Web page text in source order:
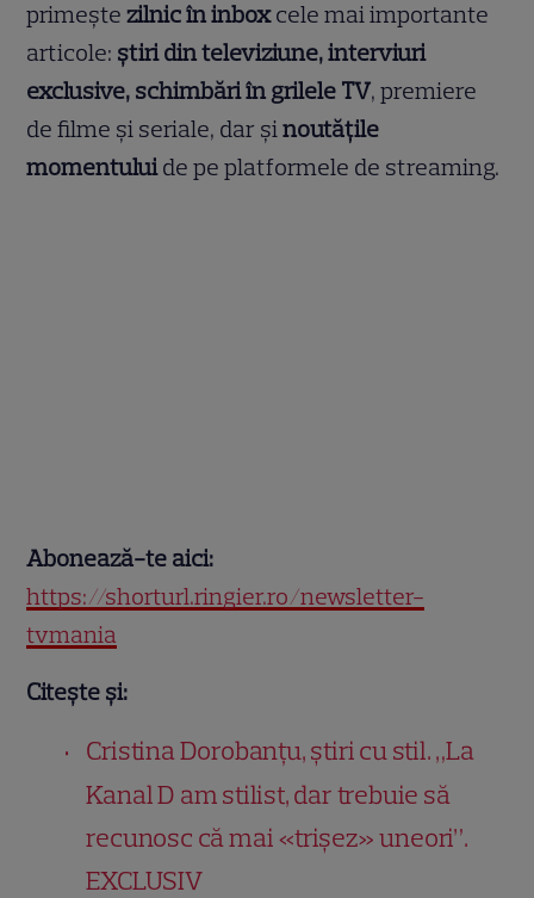
primește zilnic în inboxcele mai importante
articole: știri din televiziune, interviuri
exclusive, schimbări în grilele TV, premiere
de filme și seriale, dar șinoutățile
momentuluide pe platformele de streaming.
Abonează-te aici:
https://shorturl.ringier.ro/newsletter-
tvmania
Citește și:
Cristina Dorobanțu, știri cu stil. „La
Kanal D am stilist, dar trebuie să
recunosc că mai «trișez» uneori”.
EXCLUSIV